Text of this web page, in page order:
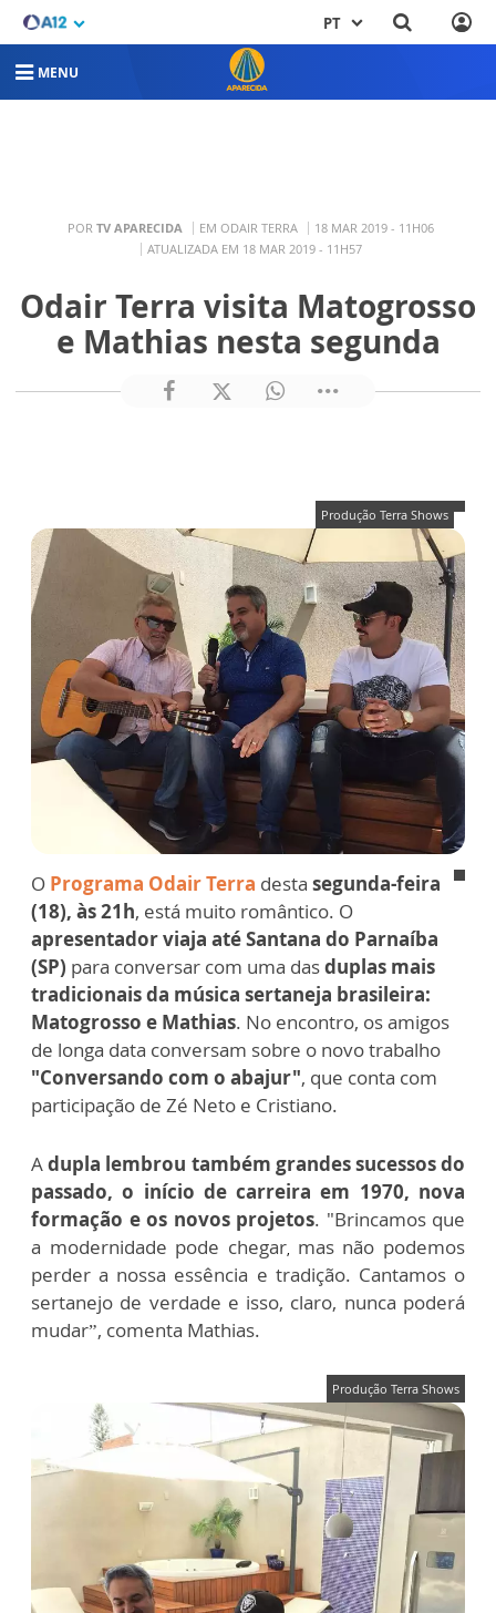
PT
MENU
POR TV APARECIDA EM ODAIR TERRA
18 MAR 2019 - 11H06
ATUALIZADA EM 18 MAR 2019 - 11H57
Odair Terra visita Matogrosso
e Mathias nesta segunda
Produção Terra Shows
O Programa Odair Terra desta segunda-feira
(18), às 21h, está muito romântico. O
apresentador viaja até Santana do Parnaíba
(SP) para conversar com uma dasduplas mais
tradicionais da música sertaneja brasileira:
Matogrosso e Mathias. No encontro, os amigos
de longa data conversam sobre o novo trabalho
"Conversando com o abajur", que conta com
participação de Zé Neto e Cristiano.
Adupla lembrou também grandes sucessos do
passado, o início de carreira em 1970, nova
formação e os novos projetos. "Brincamos que
a modernidade pode chegar, mas não podemos
perder a nossa essência e tradição. Cantamos o
sertanejo de verdade e isso, claro, nunca poderá
mudar”, comenta Mathias.
Produção Terra Shows